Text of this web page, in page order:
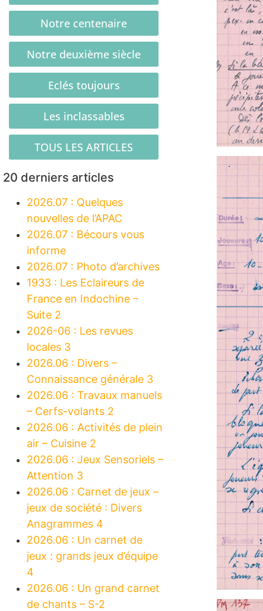
Notre centenaire
Notre deuxième siècle
Eclés toujours
Les inclassables
TOUS LES ARTICLES
20 derniers articles
2026.07 : Quelques
nouvelles de l’APAC
2026.07 : Bécours vous
informe
2026.07 : Photo d’archives
1933 : Les Eclaireurs de
France en Indochine –
Suite 2
2026-06 : Les revues
locales 3
2026.06 : Divers –
Connaissance générale 3
2026.06 : Travaux manuels
– Cerfs-volants 2
2026.06 : Activités de plein
air – Cuisine 2
2026.06 : Jeux Sensoriels –
Attention 3
2026.06 : Carnet de jeux –
jeux de société : Divers
Anagrammes 4
2026.06 : Un carnet de
jeux : grands jeux d’équipe
4
2026.06 : Un grand carnet
de chants – S-2